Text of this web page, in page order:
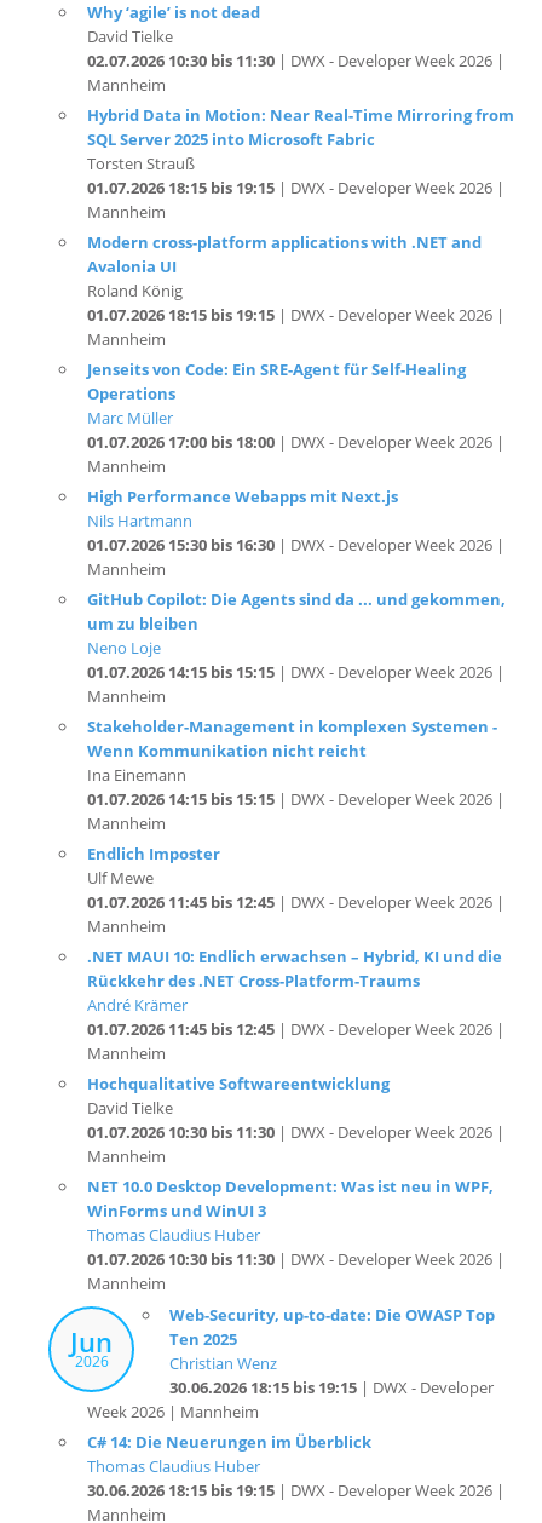
02.07.2026 10:30 bis 11:30
Mannheim
Hybrid Data in Motion: Near Real-Time Mirroring from
SQL Server 2025 into Microsoft Fabric
Torsten Strauß
01.07.2026 18:15 bis 19:15| DWX - Developer Week 2026 |
Mannheim
Modern cross-platform applications with .NET and
Avalonia UI
Roland König
01.07.2026 18:15 bis 19:15
Mannheim
Jenseits von Code: Ein SRE-Agent für Self-Healing
Operations
Marc Müller
01.07.2026 17:00 bis 18:00
Mannheim
High Performance Webapps mit Next.js
Nils Hartmann
01.07.2026 15:30 bis 16:30| DWX - Developer Week 2026 |
Mannheim
GitHub Copilot: Die Agents sind da ... und gekommen,
um zu bleiben
Neno Loje
01.07.2026 14:15 bis 15:15
Mannheim
Stakeholder-Management in komplexen Systemen -
Wenn Kommunikation nicht reicht
Ina Einemann
01.07.2026 14:15 bis 15:15| DWX - Developer Week 2026 |
Mannheim
Endlich Imposter
Ulf Mewe
01.07.2026 11:45 bis 12:45
Mannheim
.NET MAUI 10: Endlich erwachsen – Hybrid, KI und die
Rückkehr des .NET Cross-Platform-Traums
André Krämer
01.07.2026 11:45 bis 12:45| DWX - Developer Week 2026 |
Mannheim
Hochqualitative Softwareentwicklung
David Tielke
01.07.2026 10:30 bis 11:30| DWX - Developer Week 2026 |
Mannheim
NET 10.0 Desktop Development: Was ist neu in WPF,
WinForms und WinUI 3
Thomas Claudius Huber
01.07.2026 10:30 bis 11:30
Mannheim
Jun
2026
Web-Security, up-to-date: Die OWASP Top
Christian Wenz
30.06.2026 18:15 bis 19:15
Week 2026 | Mannheim
C# 14: Die Neuerungen im Überblick
Thomas Claudius Huber
30.06.2026 18:15 bis 19:15| DWX - Developer Week 2026 |
Mannheim
Moderne React Komponenten-Tests mit dem "Vitest